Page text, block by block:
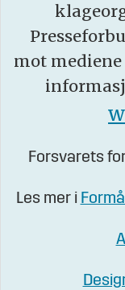
mot mediene
Forsvarets
Les mer i